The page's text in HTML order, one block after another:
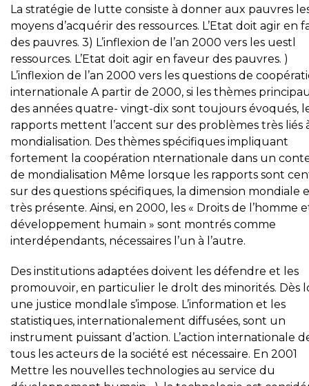
La stratégie de lutte consiste à donner aux pauvres
moyens d’acquérir des ressources. L’Etat doit agir en
des pauvres. 3) L’inflexion de l’an 2000 vers les uestl
ressources. L’Etat doit agir en faveur des pauvres. )
L’inflexion de l’an 2000 vers les questions de
internationale A partir de 2000, si les thèmes
des années quatre- vingt-dix sont toujours évoqués,
rapports mettent l’accent sur des problèmes très liés
mondialisation. Des thèmes spécifiques impliquant
fortement la coopération nternationale dans un
de mondialisation Même lorsque les rapports sont
sur des questions spécifiques, la dimension mondiale
très présente. Ainsi, en 2000, les « Droits de l’homme
développement humain » sont montrés comme
interdépendants, nécessaires l’un à l’autre.
Des institutions adaptées doivent les défendre et les
promouvoir, en particulier le drolt des minorités. Dès
une justice mondlale s’impose. L’information et les
statistiques, internationalement diffusées, sont un
instrument puissant d’action. L’action internationale
tous les acteurs de la société est nécessaire. En 2001
Mettre les nouvelles technologies au service du